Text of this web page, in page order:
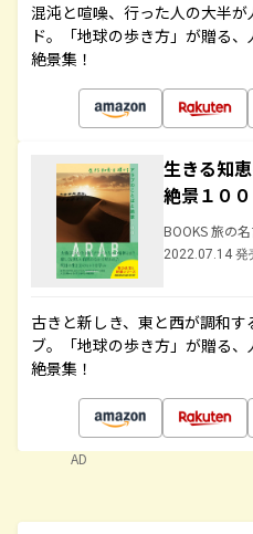
混沌と喧噪、行った人の大半
ド。「地球の歩き方」が贈る
絶景集！
生きる知
絶景１００
BOOKS 旅の
2022.07.14 発
古きと新しき、東と西が調和
ブ。「地球の歩き方」が贈る
絶景集！
AD